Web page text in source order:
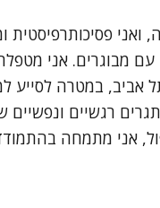
ואני פסיכותרפיסטית
עם מבוגרים. אני
אביב, במטרה לסייע
רגשיים ונפשיים
אני מתמחה